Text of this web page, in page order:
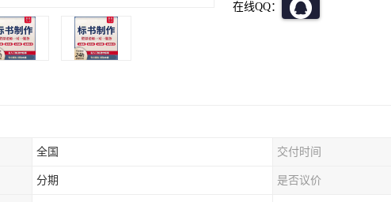
在线QQ：
全国 交付时间
分期 是否议价